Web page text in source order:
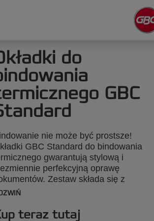
do
GBC
nie może być prostsze!
GBC Standard do bindowania
gwarantują stylową i
perfekcyjną oprawę
Zestaw składa się z
przedniej okładki z PCV o
i białej okładki tylnej o
teraz tutaj